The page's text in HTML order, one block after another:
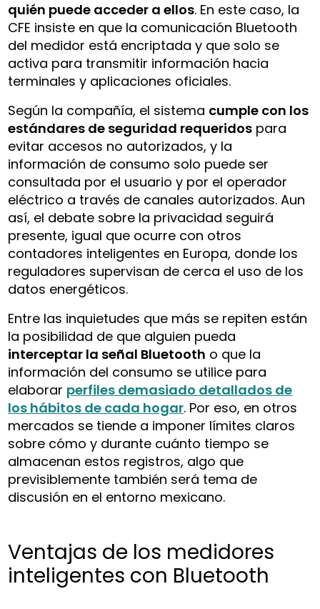
quién puede acceder a ellos. En este caso, la
CFE insiste en que la comunicación Bluetooth
del medidor está encriptada y que solo se
activa para transmitir información hacia
terminales y aplicaciones oficiales.
Según la compañía, el sistema cumple con los
estándares de seguridad requeridos para
evitar accesos no autorizados, y la
información de consumo solo puede ser
consultada por el usuario y por el operador
eléctrico a través de canales autorizados. Aun
así, el debate sobre la privacidad seguirá
presente, igual que ocurre con otros
contadores inteligentes en Europa, donde los
reguladores supervisan de cerca el uso de los
datos energéticos.
Entre las inquietudes que más se repiten están
la posibilidad de que alguien pueda
interceptar la señal Bluetooth o que la
información del consumo se utilice para
elaborar perfiles demasiado detallados de
los hábitos de cada hogar. Por eso, en otros
mercados se tiende a imponer límites claros
sobre cómo y durante cuánto tiempo se
almacenan estos registros, algo que
previsiblemente también será tema de
discusión en el entorno mexicano.
Ventajas de los medidores
inteligentes con Bluetooth